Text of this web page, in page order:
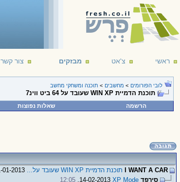
ראשי צ'אט מבזקים צור קשר
לובי הפורומים > מחשבים > תוכנה ומשחקי מחשב
תוכנת הדמיית WIN XP שעובד על 64 ביט ווינ7
הרשמה שאלות נפוצות
I WANT A CAR תוכנת הדמיית WIN XP שעובד על...
סירפד XP Mode
14-02-2013,
12:05